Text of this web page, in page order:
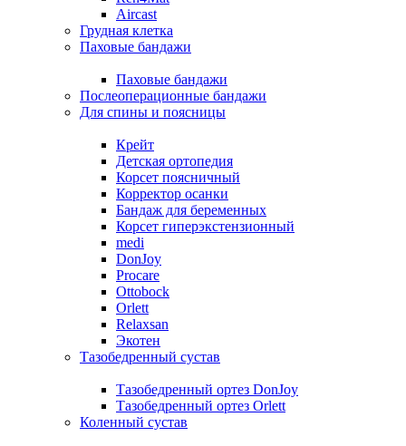
Aircast
Грудная клетка
Паховые бандажи
Паховые бандажи
Послеоперационные бандажи
Для спины и поясницы
Крейт
Детская ортопедия
Корсет поясничный
Корректор осанки
Бандаж для беременных
Корсет гиперэкстензионный
medi
DonJoy
Procare
Ottobock
Orlett
Relaxsan
Экотен
Тазобедренный сустав
Тазобедренный ортез DonJoy
Тазобедренный ортез Orlett
Коленный сустав